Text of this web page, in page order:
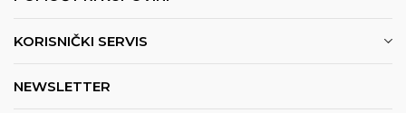
KORISNIČKI SERVIS
NEWSLETTER